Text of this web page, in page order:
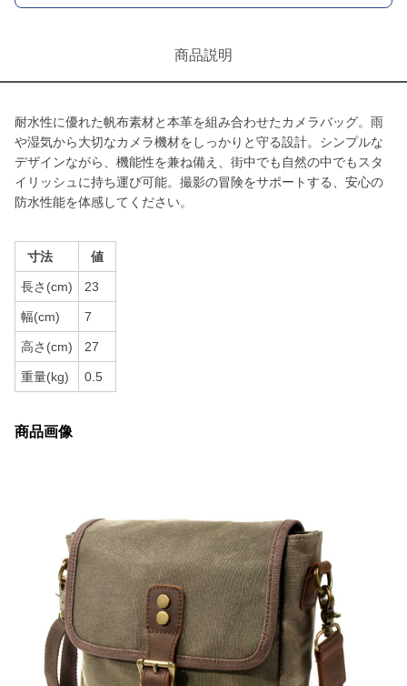
商品説明
耐水性に優れた帆布素材と本革を組み合わせたカメラバッグ。雨
や湿気から大切なカメラ機材をしっかりと守る設計。シンプルな
デザインながら、機能性を兼ね備え、街中でも自然の中でもスタ
イリッシュに持ち運び可能。撮影の冒険をサポートする、安心の
防水性能を体感してください。
寸法 値
長さ(cm) 23
幅(cm) 7
高さ(cm) 27
重量(kg) 0.5
商品画像